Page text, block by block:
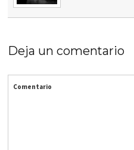
Deja un comentario
Comentario